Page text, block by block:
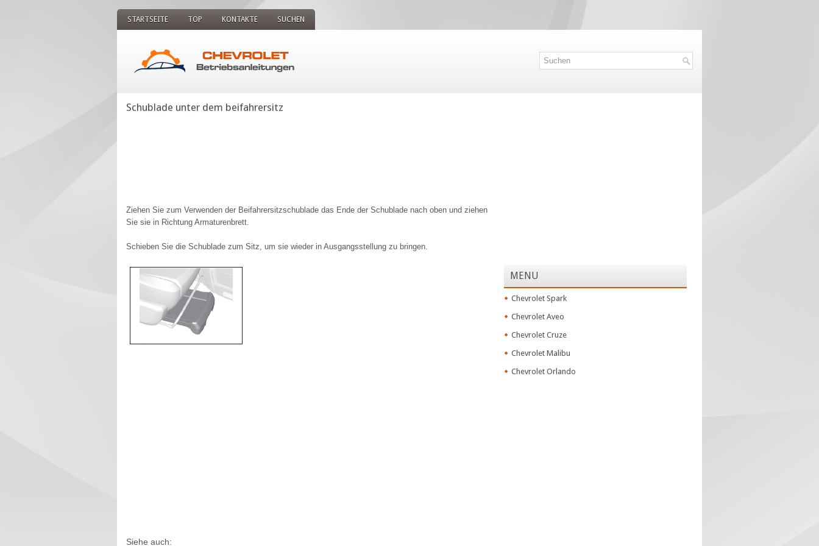
STARTSEITE TOP KONTAKTE SUCHEN
Schublade unter dem beifahrersitz
Ziehen Sie zum Verwenden der Beifahrersitzschublade das Ende der Schublade nach oben und ziehen
Sie sie in Richtung Armaturenbrett.
Schieben Sie die Schublade zum Sitz, um sie wieder in Ausgangsstellung zu bringen.
Siehe auch:
MENU
Chevrolet Spark
Chevrolet Aveo
Chevrolet Cruze
Chevrolet Malibu
Chevrolet Orlando